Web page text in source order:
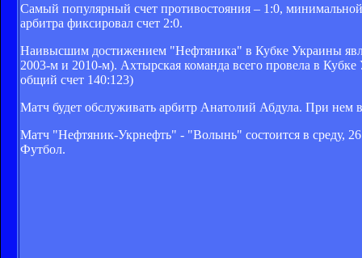
Самый популярный счет противостояния – 1:0,
арбитра фиксировал счет 2:0.
Наивысшим достижением "Нефтяника" в Кубке Украины
2003-м и 2010-м). Ахтырская команда всего провела в
общий счет 140:123)
Матч будет обслуживать арбитр Анатолий Абдула. При
Матч "Нефтяник-Укрнефть" - "Волынь" состоится в среду,
Футбол.